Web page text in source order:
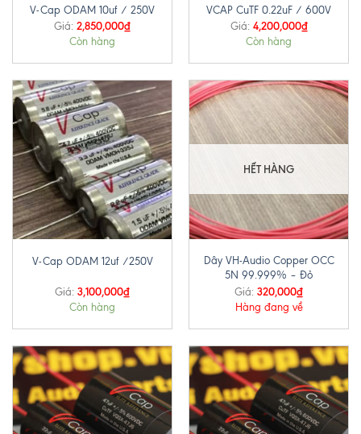
V-Cap ODAM 10uf / 250V
Giá: 2,850,000₫
Còn hàng
VCAP CuTF 0.22uF / 600V
Giá: 4,200,000₫
Còn hàng
V-Cap ODAM 12uf /250V
Giá: 3,100,000₫
Còn hàng
HẾT HÀNG
Dây VH-Audio Copper OCC
5N 99.999% – Đỏ
Giá: 320,000₫
Hàng đang về